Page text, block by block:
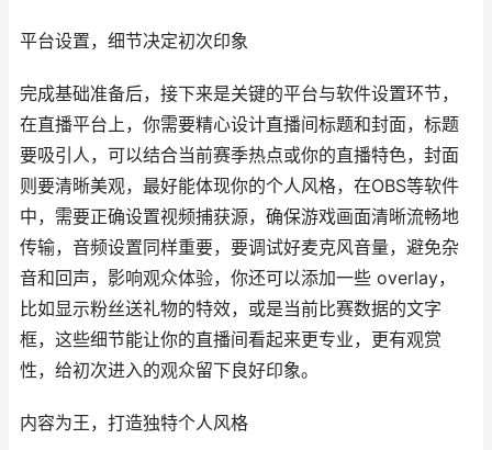
平台设置，细节决定初次印象
完成基础准备后，接下来是关键的平台与软件设置环节，
在直播平台上，你需要精心设计直播间标题和封面，标题
要吸引人，可以结合当前赛季热点或你的直播特色，封面
则要清晰美观，最好能体现你的个人风格，在OBS等软件
中，需要正确设置视频捕获源，确保游戏画面清晰流畅地
传输，音频设置同样重要，要调试好麦克风音量，避免杂
音和回声，影响观众体验，你还可以添加一些 overlay，
比如显示粉丝送礼物的特效，或是当前比赛数据的文字
框，这些细节能让你的直播间看起来更专业，更有观赏
性，给初次进入的观众留下良好印象。
内容为王，打造独特个人风格